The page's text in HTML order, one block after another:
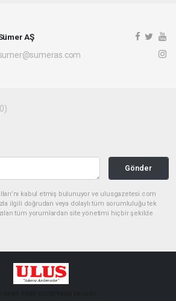
AŞ
Gönder
kabul etmiş bulunuyor ve ulusgazetesi.com
ilgili doğrudan veya dolaylı tüm sorumluluğu tek
tüm yorumlardan site yönetimi hiçbir şekilde